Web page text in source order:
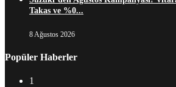
Takas ve %0...
8 Ağustos 2026
Popüler Haberler
1